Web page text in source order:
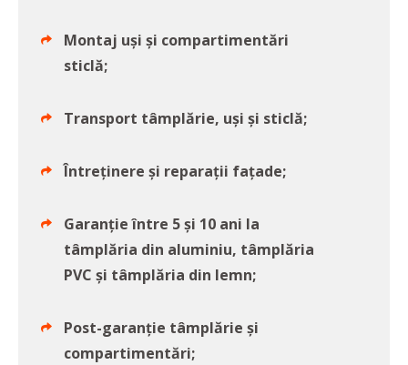
Montaj uși și compartimentări
sticlă;
Transport tâmplărie, uși și sticlă;
Întreținere și reparații fațade;
Garanție între 5 și 10 ani la
tâmplăria din aluminiu, tâmplăria
PVC și tâmplăria din lemn;
Post-garanție tâmplărie și
compartimentări;